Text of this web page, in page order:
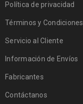
Política de privacidad
Términos y Condiciones
Servicio al Cliente
Información de Envíos
Fabricantes
Contáctanos